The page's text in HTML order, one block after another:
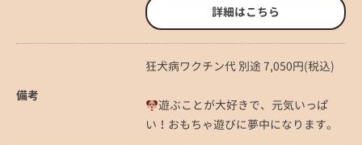
詳細はこちら
備考
狂犬病ワクチン代 別途 7,050円(税込)
遊ぶことが大好きで、元気いっぱ
い！おもちゃ遊びに夢中になります。